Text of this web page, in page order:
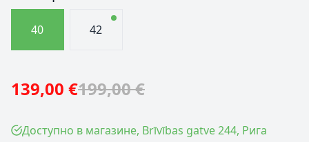
40 42
139,00 €199,00 €
Доступно в магазине, Brīvības gatve 244, Рига